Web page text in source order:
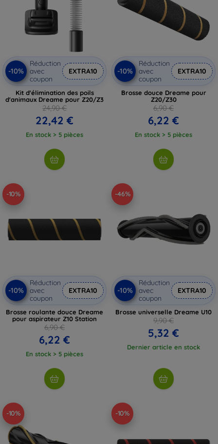
-10%
Réduction
avec
coupon
EXTRA10
Kit d'élimination des poils
d'animaux Dreame pour Z20/Z3
24,90 €
22,42 €
En stock > 5 pièces
-10%
Réduction
avec
coupon
EXTRA10
Brosse douce Dreame pour
Z20/Z30
6,90 €
6,22 €
En stock > 5 pièces
-10%
-10%
Réduction
avec
coupon
EXTRA10
Brosse roulante douce Dreame
pour aspirateur Z10 Station
6,90 €
6,22 €
En stock > 5 pièces
-46%
-10%
Réduction
avec
coupon
EXTRA10
Brosse universelle Dreame U10
9,90 €
5,32 €
Dernier article en stock
-10% -10%